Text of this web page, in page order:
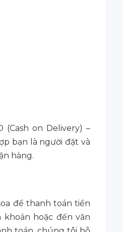
on Delivery) –
bạn là người đặt và
hàng.
để thanh toán tiền
hoặc đến văn